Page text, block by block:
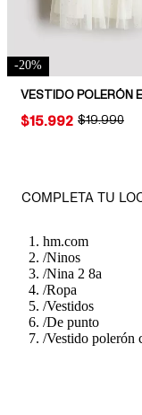
-20%
ORIGINAL
$19.990
PRICE:
$15.992
COMPLETA TU
hm.com
/Ninos
/Nina 2 8a
/Ropa
/Vestidos
/De punto
/Vestido polerón